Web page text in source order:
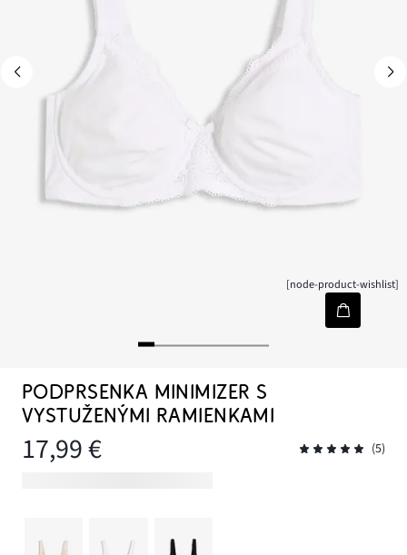
[node-product-wishlist]
PODPRSENKA MINIMIZER S
VYSTUŽENÝMI RAMIENKAMI
17,99 € (5)